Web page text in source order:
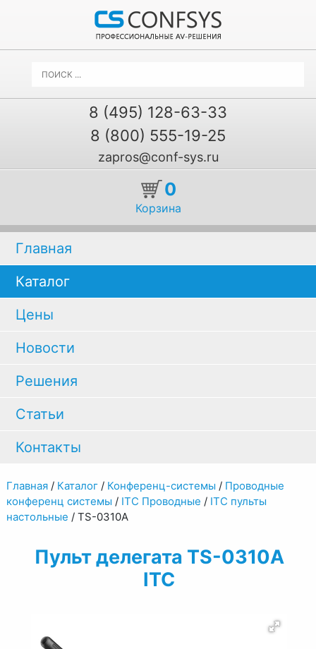
8 (495) 128-63-33
8 (800) 555-19-25
zapros@conf-sys.ru
0
Корзина
Главная
Каталог
Цены
Новости
Решения
Статьи
Контакты
Главная/ Каталог/ Конференц-системы / Проводные
конференц системы / ITC Проводные / ITC пульты
настольные / TS-0310A
Пульт делегата TS-0310A
ITC